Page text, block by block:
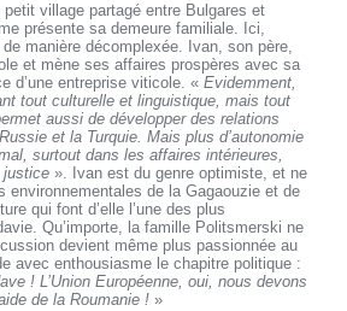
village partagé entre Bulgares et
présente sa demeure familiale. Ici,
de manière décomplexée. Ivan, son père,
et mène ses affaires prospères avec sa
d’une entreprise viticole. «Evidemment,
tout culturelle et linguistique, mais tout
aussi de développer des relations
et la Turquie. Mais plus d’autonomie
surtout dans les affaires intérieures,
justice ». Ivan est du genre optimiste, et ne
environnementales de la Gagaouzie et de
qui font d’elle l’une des plus
Qu’importe, la famille Politsmerski ne
devient même plus passionnée au
avec enthousiasme le chapitre politique :
! L’Union Européenne, oui, nous devons
de la Roumanie ! »